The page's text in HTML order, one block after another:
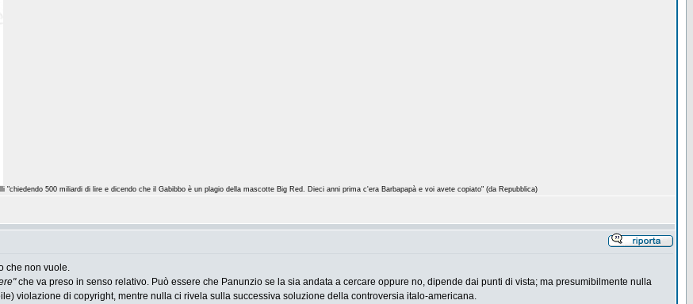
500 miliardi di lire e dicendo che il Gabibbo è un plagio della mascotte Big Red. Dieci anni prima c'era Barbapapà e voi avete copiato" (da Repubblica)
che non vuole.
che va preso in senso relativo. Può essere che Panunzio se la sia andata a cercare oppure no, dipende dai punti di vista; ma presumibilmente nulla
violazione di copyright, mentre nulla ci rivela sulla successiva soluzione della controversia italo-americana.